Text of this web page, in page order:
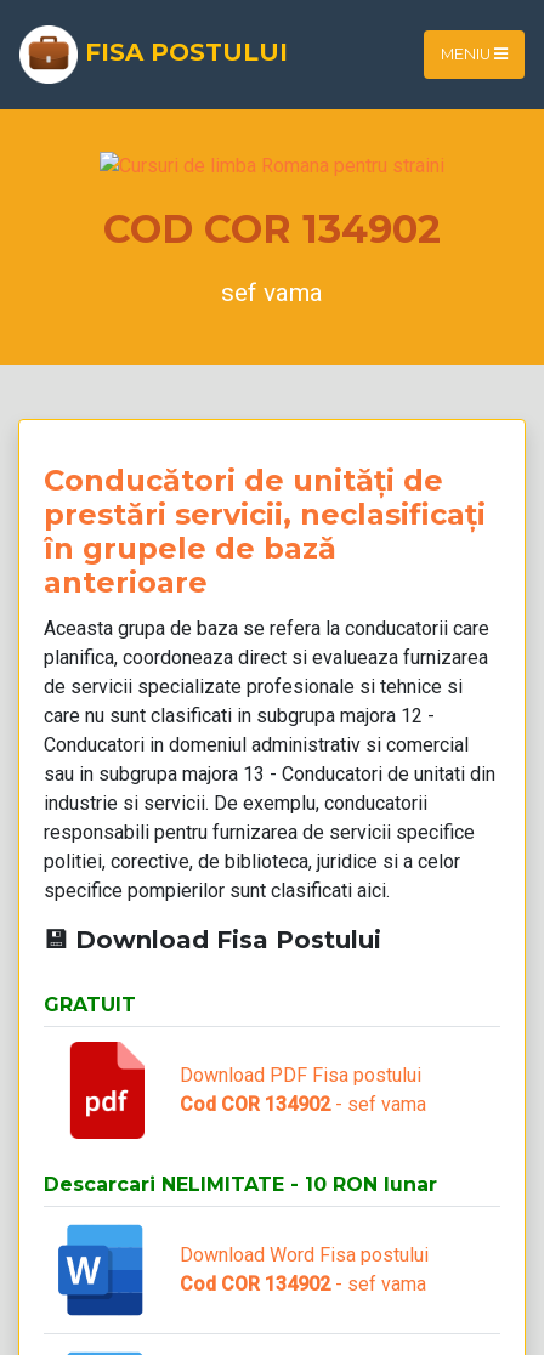
FISA POSTULUI MENIU
COD COR 134902
sef vama
Conducători de unități de
prestări servicii, neclasificați
în grupele de bază
anterioare
Aceasta grupa de baza se refera la conducatorii care
planifica, coordoneaza direct si evalueaza furnizarea
de servicii specializate profesionale si tehnice si
care nu sunt clasificati in subgrupa majora 12 -
Conducatori in domeniul administrativ si comercial
sau in subgrupa majora 13 - Conducatori de unitati din
industrie si servicii. De exemplu, conducatorii
responsabili pentru furnizarea de servicii specifice
politiei, corective, de biblioteca, juridice si a celor
specifice pompierilor sunt clasificati aici.
💾 Download Fisa Postului
GRATUIT
Download PDF Fisa postului
Cod COR 134902- sef vama
Descarcari NELIMITATE - 10 RON lunar
Download Word Fisa postului
Cod COR 134902- sef vama